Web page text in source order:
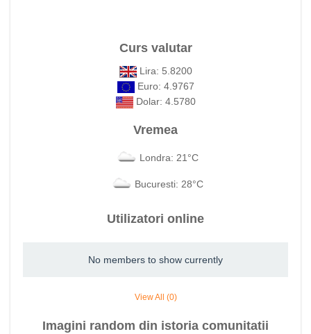
Curs valutar
Lira: 5.8200
Euro: 4.9767
Dolar: 4.5780
Vremea
Londra: 21°C
Bucuresti: 28°C
Utilizatori online
No members to show currently
View All (0)
Imagini random din istoria comunitatii